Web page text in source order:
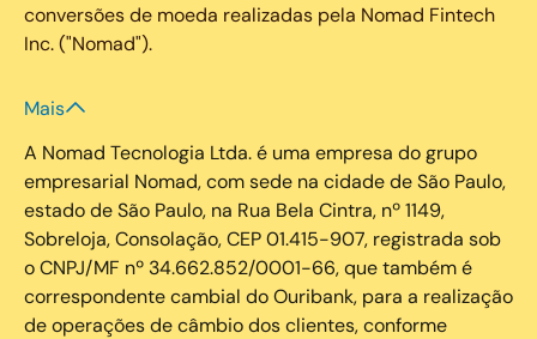
conversões de moeda realizadas pela Nomad Fintech
Inc. ("Nomad").
Mais
A Nomad Tecnologia Ltda. é uma empresa do grupo
empresarial Nomad, com sede na cidade de São Paulo,
estado de São Paulo, na Rua Bela Cintra, nº 1149,
Sobreloja, Consolação, CEP 01.415-907, registrada sob
o CNPJ/MF nº 34.662.852/0001-66, que também é
correspondente cambial do Ouribank, para a realização
de operações de câmbio dos clientes, conforme